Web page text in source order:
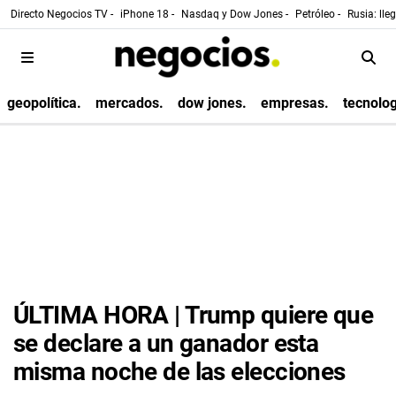
Directo Negocios TV - iPhone 18 - Nasdaq y Dow Jones - Petróleo - Rusia:
geopolítica. mercados. dow jones. empresas.
ÚLTIMA HORA | Trump quiere que
se declare a un ganador esta
misma noche de las elecciones